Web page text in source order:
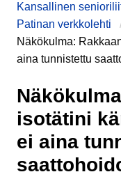
Kansallinen
Patinan verkkolehti
Näkökulma:
aina tunnistettu
isotätini
ei aina